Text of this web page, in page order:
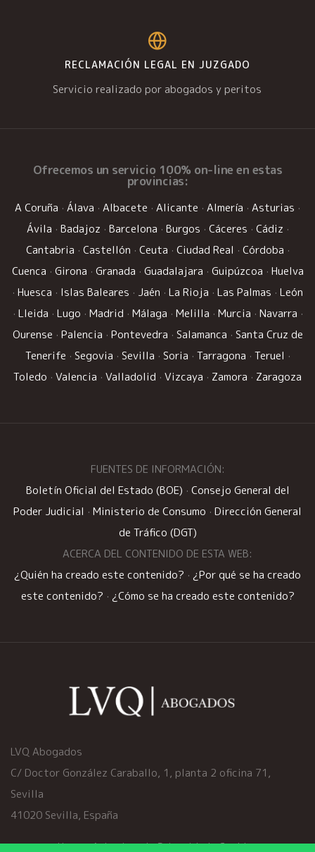
RECLAMACIÓN LEGAL EN JUZGADO
Servicio realizado por abogados y peritos
Ofrecemos un servicio 100% on-line en estas
provincias:
A Coruña · Álava · Albacete · Alicante · Almería · Asturias ·
Ávila · Badajoz · Barcelona · Burgos · Cáceres · Cádiz ·
Cantabria · Castellón · Ceuta · Ciudad Real · Córdoba ·
Cuenca · Girona · Granada · Guadalajara · Guipúzcoa · Huelva
· Huesca · Islas Baleares · Jaén · La Rioja · Las Palmas · León
· Lleida · Lugo · Madrid · Málaga · Melilla · Murcia · Navarra ·
Ourense · Palencia · Pontevedra · Salamanca · Santa Cruz de
Tenerife · Segovia · Sevilla · Soria · Tarragona · Teruel ·
Toledo · Valencia · Valladolid · Vizcaya · Zamora · Zaragoza
FUENTES DE INFORMACIÓN:
Boletín Oficial del Estado (BOE) · Consejo General del
Poder Judicial · Ministerio de Consumo · Dirección General
de Tráfico (DGT)
ACERCA DEL CONTENIDO DE ESTA WEB:
¿Quién ha creado este contenido? · ¿Por qué se ha creado
este contenido? · ¿Cómo se ha creado este contenido?
LVQ Abogados
C/ Doctor González Caraballo, 1, planta 2 oficina 71,
Sevilla
41020 Sevilla, España
Home·Aviso Legal·Privacidad·Cookies